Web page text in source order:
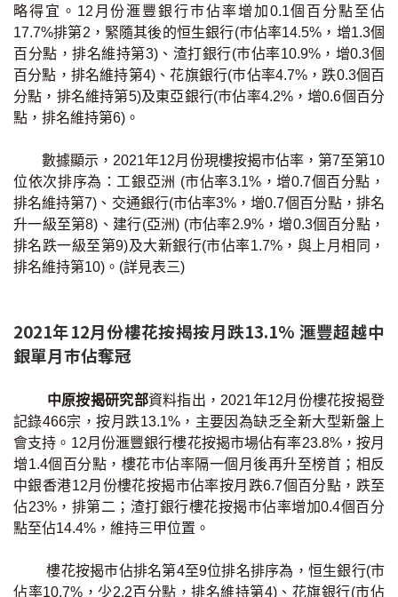
略得宜。12月份滙豐銀行巿佔率增加0.1個百分點至佔
17.7%排第2，緊隨其後的恒生銀行(巿佔率14.5%，增1.3個
百分點，排名維持第3)、渣打銀行(巿佔率10.9%，增0.3個
百分點，排名維持第4)、花旗銀行(巿佔率4.7%，跌0.3個百
分點，排名維持第5)及東亞銀行(巿佔率4.2%，增0.6個百分
點，排名維持第6)。
數據顯示，2021年12月份現樓按揭巿佔率，第7至第10
位依次排序為：工銀亞洲 (市佔率3.1%，增0.7個百分點，
排名維持第7)、交通銀行(市佔率3%，增0.7個百分點，排名
升一級至第8)、建行(亞洲) (市佔率2.9%，增0.3個百分點，
排名跌一級至第9)及大新銀行(市佔率1.7%，與上月相同，
排名維持第10)。(詳見表三)
2021年12月份樓花按揭按月跌13.1% 滙豐超越中
銀單月巿佔奪冠
中原按揭研究部資料指出，2021年12月份樓花按揭登
記錄466宗，按月跌13.1%，主要因為缺乏全新大型新盤上
會支持。12月份滙豐銀行樓花按揭市場佔有率23.8%，按月
增1.4個百分點，樓花巿佔率隔一個月後再升至榜首；相反
中銀香港12月份樓花按揭市佔率按月跌6.7個百分點，跌至
佔23%，排第二；渣打銀行樓花按揭巿佔率增加0.4個百分
點至佔14.4%，維持三甲位置。
樓花按揭巿佔排名第4至9位排名排序為，恒生銀行(市
佔率10.7%，少2.2百分點，排名維持第4)、花旗銀行(市佔